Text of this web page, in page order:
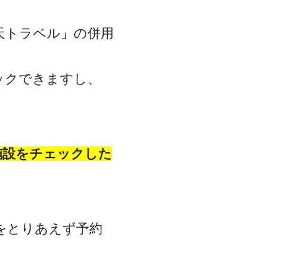
ラベル」の併用
できますし、
をチェックした
とりあえず予約